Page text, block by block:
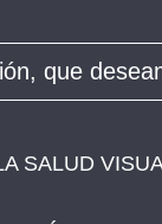
que
SALUD